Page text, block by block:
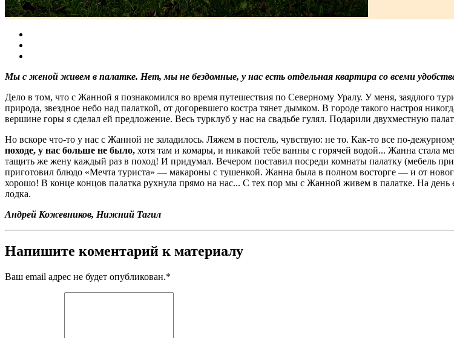
Мы с женой живем в палатке. Нет, мы не бездомные, у нас есть отдельная квартира со всеми
Дело в том, что с Жанной я познакомился во время путешествия по Северному Уралу. У меня, заядлого
природа, звездное небо над палаткой, от догоревшего костра тянет дымком. В городе такого настроя
вершине горы я сделал ей предложение. Весь турклуб у нас на свадьбе гулял. Подарили двухместную
Но вскоре что-то у нас с Жанной не заладилось. Ляжем в постель, чувствую: не то. Как-то все по-
походе, у нас больше не было, хотя там и комары, и никакой тебе ванны с горячей водой... Жанна стала
тащить же жену каждый раз в поход! И придумал. Вечером поставил посреди комнаты палатку (мебель
приготовил блюдо «Мечта туриста» — макароны с тушенкой. Жанна была в полном восторге — и от
хорошо! В конце концов палатка рухнула прямо на нас... С тех пор мы с Жанной живем в палатке. На день
лодка.
Андрей Кожевников, Нижний Тагил
Напишите коментарий к материалу
Ваш email адрес не будет опубликован.*